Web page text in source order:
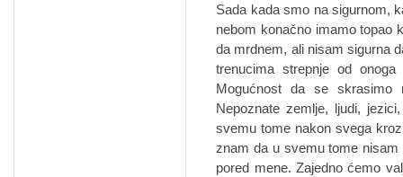
Sada kada smo na sigurnom,
nebom konačno imamo topao
da mrdnem, ali nisam sigurna
trenucima strepnje od
Mogućnost da se
Nepoznate zemlje, ljudi,
svemu tome nakon svega
znam da u svemu tome
pored mene. Zajedno ćemo